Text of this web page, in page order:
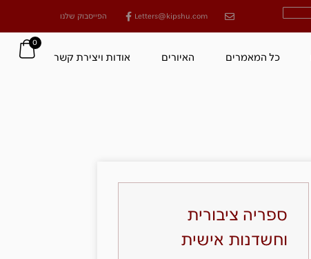
Letters@kipshu.com הפייסבוק שלנו
כל המאמרים האיורים אודות ויצירת קשר
0
ספריה ציבורית
וחשדנות אישית